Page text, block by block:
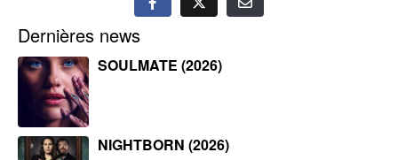
Dernières news
SOULMATE (2026)
NIGHTBORN (2026)